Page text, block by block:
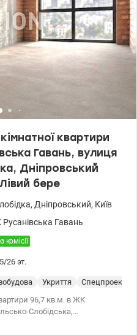
дитячі садки, кафе,
для відпочинку, поруч
квартира ідеально підійде
для інвестиції з високим
продається по
та записуйтеся на
Наталя, valion.ua/1155081
квартири
Гавань, вулиця
Дніпровський
бере
, Дніпровський, Київ
Гавань
комісії
5/26 эт.
Укриття Спецпроект
96,7 кв.м. в ЖК
Слобідська,